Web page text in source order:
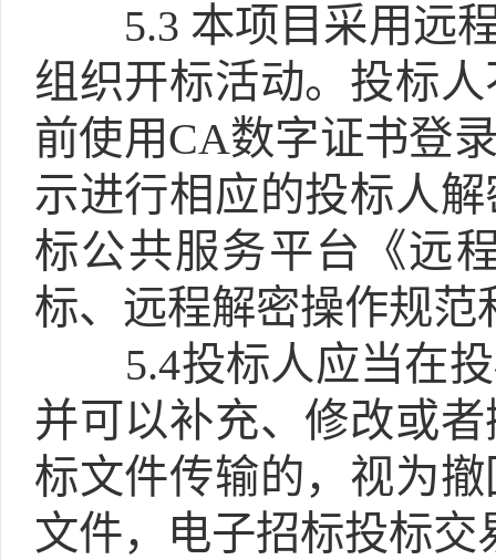
5.3 本项目采用远
组织开标活动。投标
前使用CA数字证书登
示进行相应的投标人
标公共服务平台《远
标、远程解密操作规范
5.4投标人应当在
并可以补充、修改或
标文件传输的，视为
文件，电子招标投标交